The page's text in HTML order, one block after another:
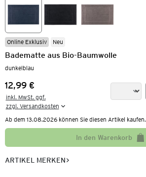
Online Exklusiv Neu
Badematte aus Bio-Baumwolle
dunkelblau
Preis:
12,99 €
inkl. MwSt. ggf.
zzgl. Versandkosten
Ab dem 13.08.2026 können Sie diesen Artikel kaufen.
In den Warenkorb
ARTIKEL MERKEN